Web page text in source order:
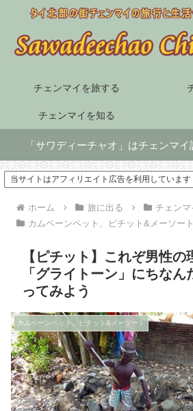
チェンマイを旅する
チェンマイを知る
「サワディーチャオ」はチェンマ
当サイトはアフィリエイト広告を利用しています
ホーム 旅に出る
チェン
カムペーンペット、ピチット&メーソート
【ピチット】これぞ男性
「グライトーン」にちな
ってみよう
カムペーンペット、ピチット&メーソート